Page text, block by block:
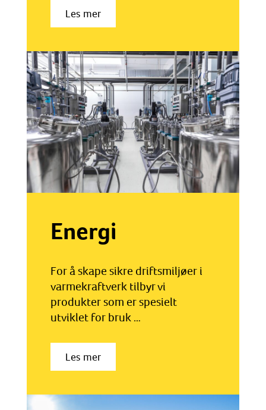
Les mer
Energi
For å skape sikre driftsmiljøer i
varmekraftverk tilbyr vi
produkter som er spesielt
utviklet for bruk …
Les mer